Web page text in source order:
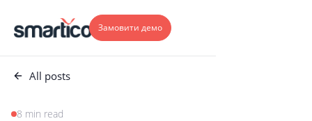
Замовити демо
All posts
8 min read